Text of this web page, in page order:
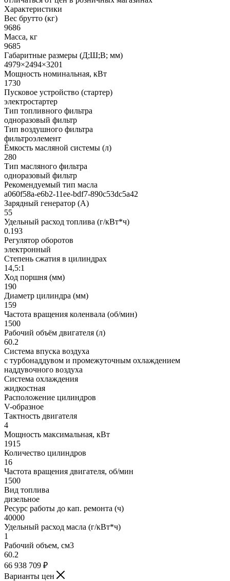
Характеристики
Вес брутто (кг)
9686
Масса, кг
9685
Габаритные размеры (Д;Ш;В; мм)
4979×2494×3201
Мощность номинальная, кВт
1730
Пусковое устройство (стартер)
электростартер
Тип топливного фильтра
одноразовый фильтр
Тип воздушного фильтра
фильтроэлемент
Ёмкость масляной системы (л)
280
Тип масляного фильтра
одноразовый фильтр
Рекомендуемый тип масла
a060f58a-e6b2-11ee-bdf7-890c53dc5a42
Зарядный генератор (А)
55
Удельный расход топлива (г/кВт*ч)
0.193
Регулятор оборотов
электронный
Степень сжатия в цилиндрах
14,5:1
Ход поршня (мм)
190
Диаметр цилиндра (мм)
159
Частота вращения коленвала (об/мин)
1500
Рабочий объём двигателя (л)
60.2
Система впуска воздуха
с турбонаддувом и промежуточным охлаждением
наддувочного воздуха
Система охлаждения
жидкостная
Расположение цилиндров
V-образное
Тактность двигателя
4
Мощность максимальная, кВт
1915
Количество цилиндров
16
Частота вращения двигателя, об/мин
1500
Вид топлива
дизельное
Ресурс работы до кап. ремонта (ч)
40000
Удельный расход масла (г/кВт*ч)
1
Рабочий объем, см3
60.2
66 938 709 ₽
Варианты цен